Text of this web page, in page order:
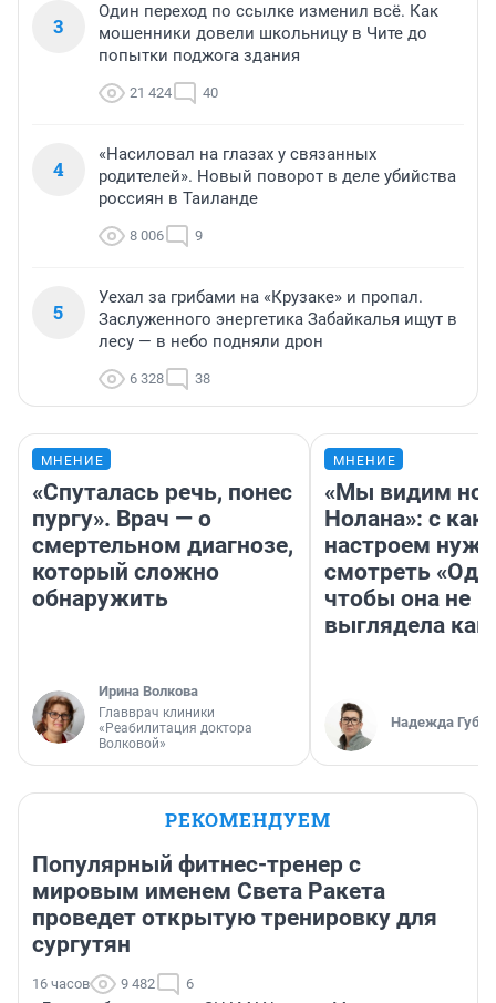
3
Один переход по ссылке изменил всё. Как
мошенники довели школьницу в Чите до
попытки поджога здания
21 424 40
4
«Насиловал на глазах у связанных
родителей». Новый поворот в деле убийства
россиян в Таиланде
8 006 9
5
Уехал за грибами на «Крузаке» и пропал.
Заслуженного энергетика Забайкалья ищут в
лесу — в небо подняли дрон
6 328 38
МНЕНИЕ
«Спуталась речь, понес
пургу». Врач — о
смертельном диагнозе,
который сложно
обнаружить
Ирина Волкова
Главврач клиники
«Реабилитация доктора
Волковой»
МНЕНИЕ
«Мы видим
Нолана»: с
настроем
смотреть
чтобы она не
выглядела как
Надежда
РЕКОМЕНДУЕМ
Популярный фитнес-тренер с
мировым именем Света Ракета
проведет открытую тренировку для
сургутян
16 часов 9 482 6